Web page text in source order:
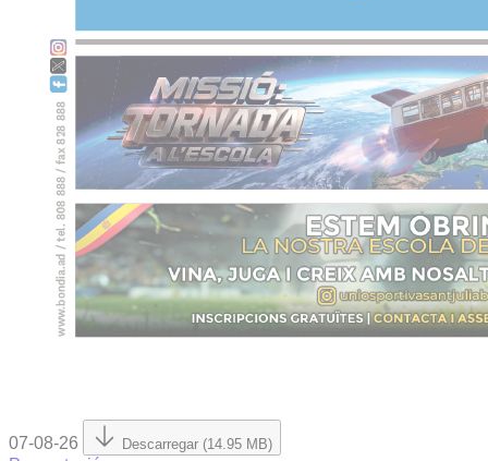
07-08-26 Descarregar (14.95 MB)